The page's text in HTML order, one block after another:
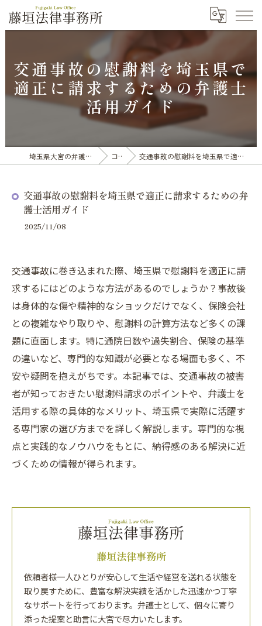
交通事故の慰謝料を埼玉県で
適正に請求するための弁護士
活用ガイド
埼玉県大宮の弁護士なら藤垣法律事務所 コラム 交通事故の慰謝料を埼玉県で適正に請求するための弁護士活用ガイド
交通事故の慰謝料を埼玉県で適正に請求するための弁
護士活用ガイド
2025/11/08
交通事故に巻き込まれた際、埼玉県で慰謝料を適正に請
求するにはどのような方法があるのでしょうか？事故後
は身体的な傷や精神的なショックだけでなく、保険会社
との複雑なやり取りや、慰謝料の計算方法など多くの課
題に直面します。特に通院日数や過失割合、保険の基準
の違いなど、専門的な知識が必要となる場面も多く、不
安や疑問を抱えがちです。本記事では、交通事故の被害
者が知っておきたい慰謝料請求のポイントや、弁護士を
活用する際の具体的なメリット、埼玉県で実際に活躍す
る専門家の選び方までを詳しく解説します。専門的な視
点と実践的なノウハウをもとに、納得感のある解決に近
づくための情報が得られます。
藤垣法律事務所
依頼者様一人ひとりが安心して生活や経営を送れる状態を
取り戻すために、豊富な解決実績を活かした迅速かつ丁寧
なサポートを行っております。弁護士として、個々に寄り
添った提案と助言に大宮で尽力いたします。